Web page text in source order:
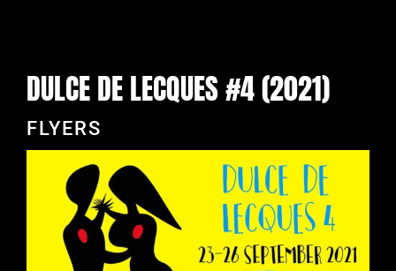
DULCE DE LECQUES #4 (2021)
FLYERS